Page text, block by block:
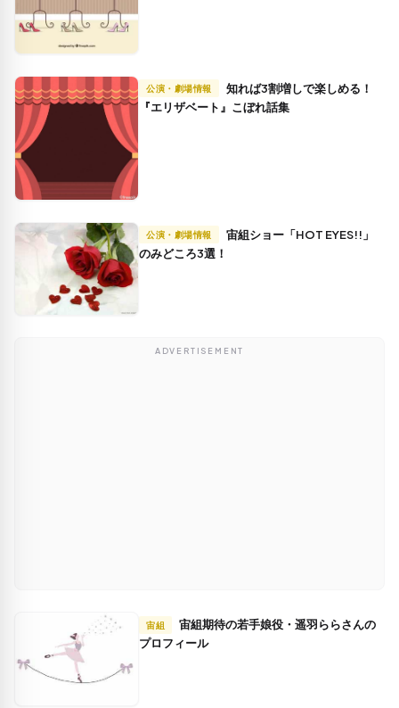
公演・劇場情報
『エリザベート』こぼれ話集
公演・劇場情報
のみどころ3選！
ADVERTISEMENT
宙組
プロフィール